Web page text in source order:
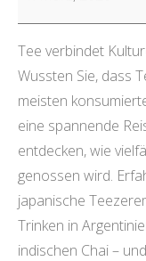
Tee verbindet
Wussten Sie, dass
meisten
eine spannende
entdecken, wie
genossen wird.
japanische
Trinken in
indischen Chai –